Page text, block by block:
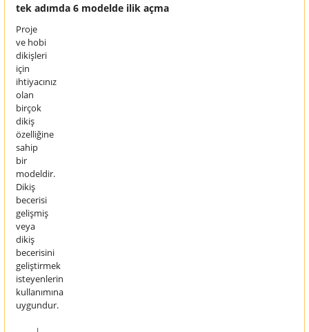
tek adımda 6 modelde ilik açma
Proje
ve hobi
dikişleri
için
ihtiyacınız
olan
birçok
dikiş
özelliğine
sahip
bir
modeldir.
Dikiş
becerisi
gelişmiş
veya
dikiş
becerisini
geliştirmek
isteyenlerin
kullanımına
uygundur.